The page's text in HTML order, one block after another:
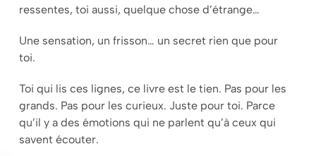
ressentes, toi aussi, quelque chose d’étrange…
Une sensation, un frisson… un secret rien que pour
toi.
Toi qui lis ces lignes, ce livre est le tien. Pas pour les
grands. Pas pour les curieux. Juste pour toi. Parce
qu’il y a des émotions qui ne parlent qu’à ceux qui
savent écouter.